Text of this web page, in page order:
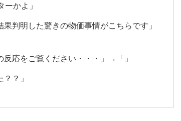
かよ」
判明した驚きの物価事情がこちらです」
応をご覧ください・・・」→「」
？」